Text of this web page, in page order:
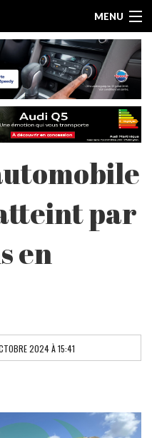
MENU
par
en
2024 À 15:41